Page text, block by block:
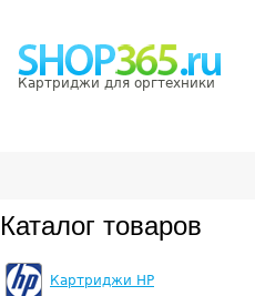
Картриджи для оргтехники
Каталог товаров
Картриджи HP